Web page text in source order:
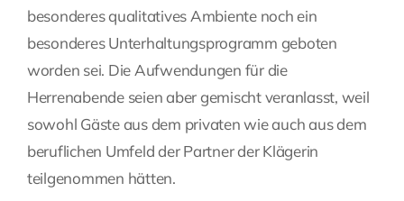
besonderes qualitatives Ambiente noch ein
besonderes Unterhaltungsprogramm geboten
worden sei. Die Aufwendungen für die
Herrenabende seien aber gemischt veranlasst, weil
sowohl Gäste aus dem privaten wie auch aus dem
beruflichen Umfeld der Partner der Klägerin
teilgenommen hätten.